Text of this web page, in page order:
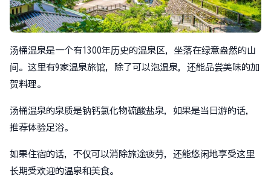
汤桶温泉是一个有1300年历史的温泉区，坐落在绿意盎然的山
间。这里有9家温泉旅馆，除了可以泡温泉，还能品尝美味的加
贺料理。
汤桶温泉的泉质是钠钙氯化物硫酸盐泉，如果是当日游的话，
推荐体验足浴。
如果住宿的话，不仅可以消除旅途疲劳，还能悠闲地享受这里
长期受欢迎的温泉和美食。